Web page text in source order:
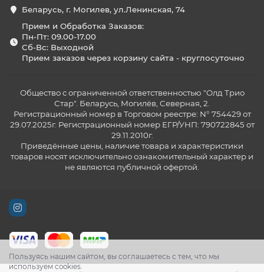
Пользуясь нашим сайтом, вы соглашаетесь с тем, что мы
используем cookies.
Беларусь, г. Могилев, ул.Ленинская, 74
Прием и Обработка Заказов:
Пн-Пт: 09.00-17.00
Сб-Вс: Выходной
Прием заказов через корзину сайта - круглосуточно
Общество с ограниченной ответственностью "Олд Трио
Стар". Беларусь, Могилёв, Северная, 2.
Регистрационный номер в Торговом реестре: N° 754429 от
29.07.2025г. Регистрационный номер ЕГР/УНП: 790722845 от
29.11.2010г.
Приведённые цены, наличие товара и характеристики
товаров носят исключительно ознакомительный характер и
не являются публичной офертой.